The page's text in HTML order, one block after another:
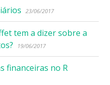
23/06/2017
tem a dizer sobre a
19/06/2017
financeiras no R